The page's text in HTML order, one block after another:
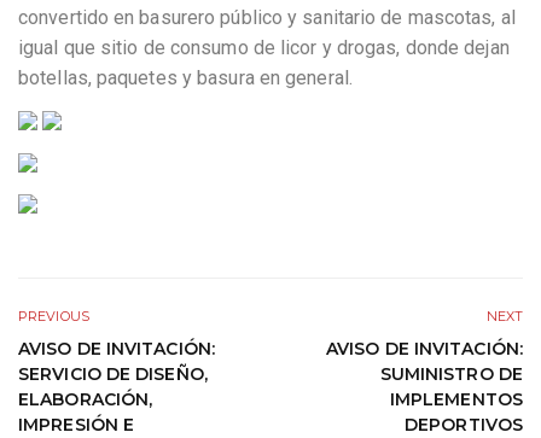
convertido en basurero público y sanitario de mascotas, al
igual que sitio de consumo de licor y drogas, donde dejan
botellas, paquetes y basura en general.
PREVIOUS
AVISO DE INVITACIÓN:
SERVICIO DE DISEÑO,
ELABORACIÓN,
IMPRESIÓN E
NEXT
AVISO DE INVITACIÓN:
SUMINISTRO DE
IMPLEMENTOS
DEPORTIVOS